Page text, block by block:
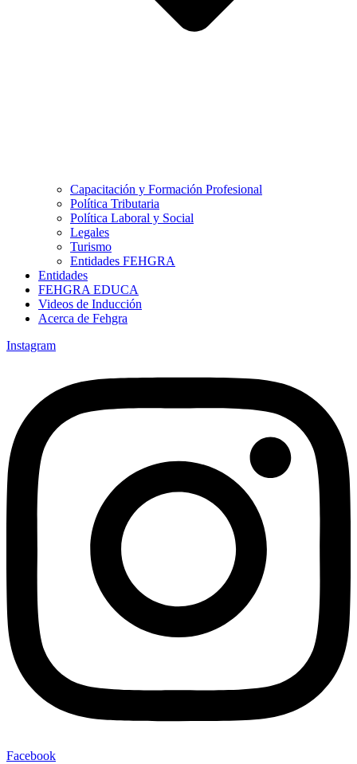
Capacitación y Formación Profesional
Política Tributaria
Política Laboral y Social
Legales
Turismo
Entidades FEHGRA
Entidades
FEHGRA EDUCA
Videos de Inducción
Acerca de Fehgra
Instagram
Facebook